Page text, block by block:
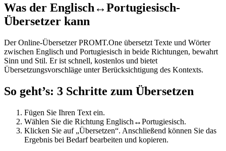
Was der Englisch↔Portugiesisch-
Übersetzer kann
Der Online-Übersetzer PROMT.One übersetzt Texte und Wörter
zwischen Englisch und Portugiesisch in beide Richtungen, bewahrt
Sinn und Stil. Er ist schnell, kostenlos und bietet
Übersetzungsvorschläge unter Berücksichtigung des Kontexts.
So geht’s: 3 Schritte zum Übersetzen
Fügen Sie Ihren Text ein.
Wählen Sie die Richtung Englisch↔Portugiesisch.
Klicken Sie auf „Übersetzen“. Anschließend können Sie das
Ergebnis bei Bedarf bearbeiten und kopieren.